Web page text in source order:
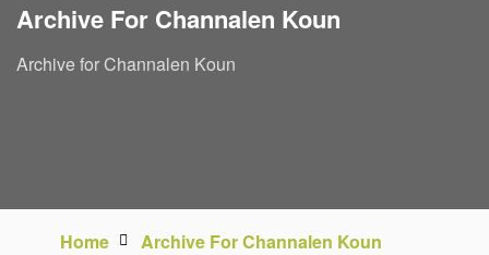
Archive For Channalen Koun
Archive for Channalen Koun
Home Archive For Channalen Koun